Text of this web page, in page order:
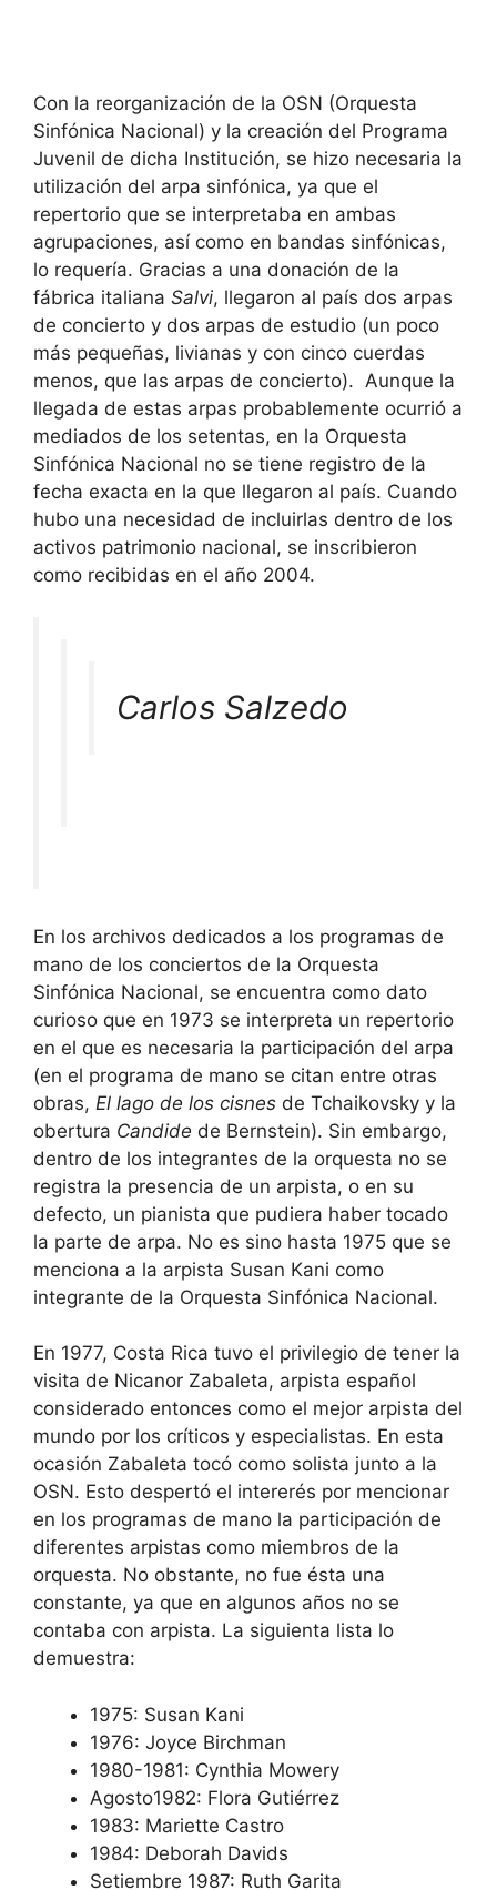
Con la reorganización de la OSN (Orquesta
Sinfónica Nacional) y la creación del Programa
Juvenil de dicha Institución, se hizo necesaria la
utilización del arpa sinfónica, ya que el
repertorio que se interpretaba en ambas
agrupaciones, así como en bandas sinfónicas,
lo requería. Gracias a una donación de la
fábrica italiana Salvi, llegaron al país dos arpas
de concierto y dos arpas de estudio (un poco
más pequeñas, livianas y con cinco cuerdas
menos, que las arpas de concierto). Aunque la
llegada de estas arpas probablemente ocurrió a
mediados de los setentas, en la Orquesta
Sinfónica Nacional no se tiene registro de la
fecha exacta en la que llegaron al país. Cuando
hubo una necesidad de incluirlas dentro de los
activos patrimonio nacional, se inscribieron
como recibidas en el año 2004.
Carlos Salzedo
En los archivos dedicados a los programas de
mano de los conciertos de la Orquesta
Sinfónica Nacional, se encuentra como dato
curioso que en 1973 se interpreta un repertorio
en el que es necesaria la participación del arpa
(en el programa de mano se citan entre otras
obras, El lago de los cisnes de Tchaikovsky y la
obertura Candide de Bernstein). Sin embargo,
dentro de los integrantes de la orquesta no se
registra la presencia de un arpista, o en su
defecto, un pianista que pudiera haber tocado
la parte de arpa. No es sino hasta 1975 que se
menciona a la arpista Susan Kani como
integrante de la Orquesta Sinfónica Nacional.
En 1977, Costa Rica tuvo el privilegio de tener la
visita de Nicanor Zabaleta, arpista español
considerado entonces como el mejor arpista del
mundo por los críticos y especialistas. En esta
ocasión Zabaleta tocó como solista junto a la
OSN. Esto despertó el intererés por mencionar
en los programas de mano la participación de
diferentes arpistas como miembros de la
orquesta. No obstante, no fue ésta una
constante, ya que en algunos años no se
contaba con arpista. La siguienta lista lo
demuestra:
1975: Susan Kani
1976: Joyce Birchman
1980-1981: Cynthia Mowery
Agosto1982: Flora Gutiérrez
1983: Mariette Castro
1984: Deborah Davids
Setiembre 1987: Ruth Garita